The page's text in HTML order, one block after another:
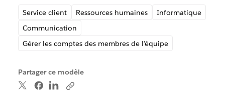
Service client Ressources humaines
Informatique
Communication
Gérer les comptes des membres de l’équipe
Partager ce modèle